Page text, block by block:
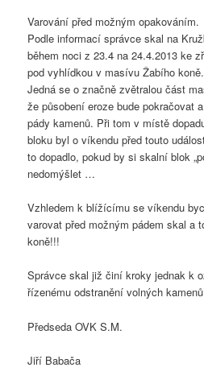
Varování před možným opakováním.
Podle informací správce skal na
během noci z 23.4 na 24.4.2013 ke
pod vyhlídkou v masívu Žabího koně.
Jedná se o značně zvětralou část
že působení eroze bude pokračovat
pády kamenů. Při tom v místě
bloku byl o víkendu před touto
to dopadlo, pokud by si skalní blok
nedomýšlet …
Vzhledem k blížícímu se víkendu
varovat před možným pádem skal a
koně!!!
Správce skal již činí kroky jednak k
řízenému odstranění volných
Předseda OVK S.M.
Jiří Babača